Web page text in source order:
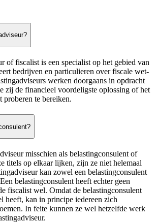
of fiscalist is een specialist op het gebied van
bedrijven en particulieren over fiscale wet-
werken doorgaans in opdracht
zij de financieel voordeligste oplossing of het
proberen te bereiken.
misschien als belastingconsulent of
titels op elkaar lijken, zijn ze niet helemaal
kan zowel een belastingconsulent
belastingconsulent heeft echter geen
fiscalist wel. Omdat de belastingconsulent
heeft, kan in principe iedereen zich
In feite kunnen ze wel hetzelfde werk